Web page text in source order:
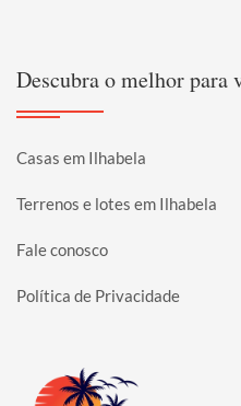
Descubra o melhor para
Casas em Ilhabela
Terrenos e lotes em Ilhabela
Fale conosco
Política de Privacidade
Página inicial